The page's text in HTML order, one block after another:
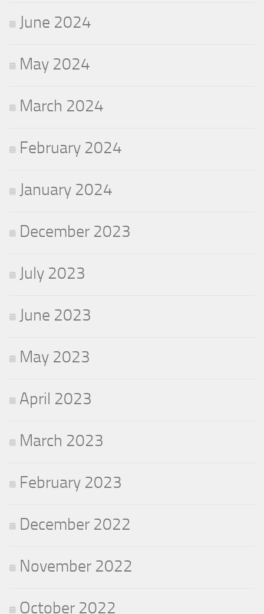
June 2024
May 2024
March 2024
February 2024
January 2024
December 2023
July 2023
June 2023
May 2023
April 2023
March 2023
February 2023
December 2022
November 2022
October 2022